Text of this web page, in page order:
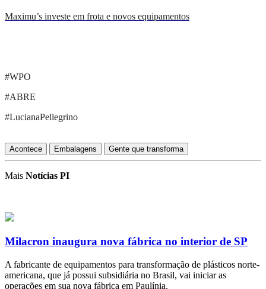
Maximu’s investe em frota e novos equipamentos
#WPO
#ABRE
#LucianaPellegrino
Acontece Embalagens Gente que transforma
Mais Notícias PI
Milacron inaugura nova fábrica no interior de SP
A fabricante de equipamentos para transformação de plásticos norte-
americana, que já possui subsidiária no Brasil, vai iniciar as
operações em sua nova fábrica em Paulínia.